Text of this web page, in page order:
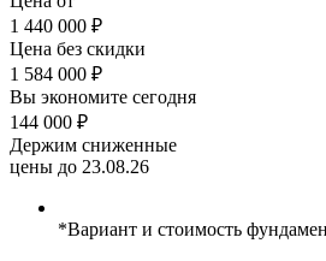
1 440 000 ₽
Цена без скидки
1 584 000 ₽
Вы экономите сегодня
144 000 ₽
Держим сниженные
цены до 23.08.26
*Вариант и стоимость